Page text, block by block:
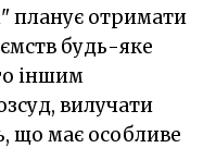
планує отримати
будь-яке
іншим
вилучати
що має особливе